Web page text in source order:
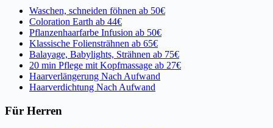
Waschen, schneiden föhnen ab 50€
Coloration Earth ab 44€
Pflanzenhaarfarbe Infusion ab 50€
Klassische Foliensträhnen ab 65€
Balayage, Babylights, Strähnen ab 75€
20 min Pflege mit Kopfmassage ab 27€
Haarverlängerung Nach Aufwand
Haarverdichtung Nach Aufwand
Für Herren